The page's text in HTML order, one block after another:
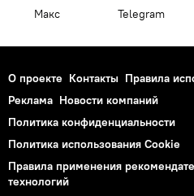
Макс Telegram
О проекте Контакты Правила
Реклама Новости компаний
Политика конфиденциальности
Политика использования Cookie
Правила применения
технологий